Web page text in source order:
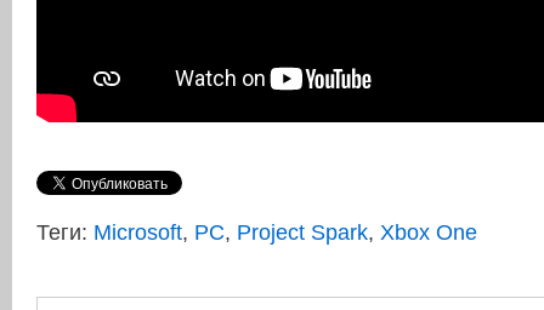
Теги: Microsoft, PC, Project Spark, Xbox One